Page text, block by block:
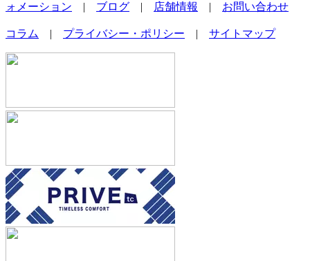
ォメーション | ブログ | 店舗情報 | お問い合わせ
コラム | プライバシー・ポリシー | サイトマップ